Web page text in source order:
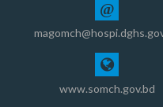
@
www.somch.gov.bd